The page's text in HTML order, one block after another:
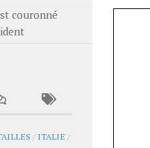
couronné
/ ITALIE /